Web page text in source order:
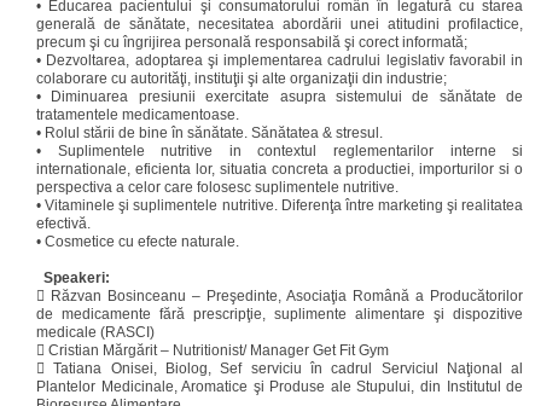
• Educarea pacientului şi consumatorului român în legatură cu starea
generală de sănătate, necesitatea abordării unei atitudini profilactice,
precum şi cu îngrijirea personală responsabilă şi corect informată;
• Dezvoltarea, adoptarea şi implementarea cadrului legislativ favorabil in
colaborare cu autorităţi, instituţii şi alte organizaţii din industrie;
•
Diminuarea presiunii exercitate asupra sistemului de sănătate de
tratamentele medicamentoase.
• Rolul stării de bine în sănătate. Sănătatea & stresul.
•
Suplimentele nutritive in contextul reglementarilor interne si
internationale, eficienta lor, situatia concreta a productiei, importurilor si o
perspectiva a celor care folosesc suplimentele nutritive.
• Vitaminele şi suplimentele nutritive. Diferenţa între marketing şi realitatea
efectivă.
• Cosmetice cu efecte naturale.
Speakeri:
 Răzvan Bosinceanu – Preşedinte, Asociaţia Română a Producătorilor
de medicamente fără prescripţie, suplimente alimentare şi dispozitive
medicale (RASCI)
 Cristian Mărgărit – Nutritionist/ Manager Get Fit Gym
 Tatiana Onisei, Biolog, Sef serviciu în cadrul Serviciul Naţional al
Plantelor Medicinale, Aromatice şi Produse ale Stupului, din Institutul de